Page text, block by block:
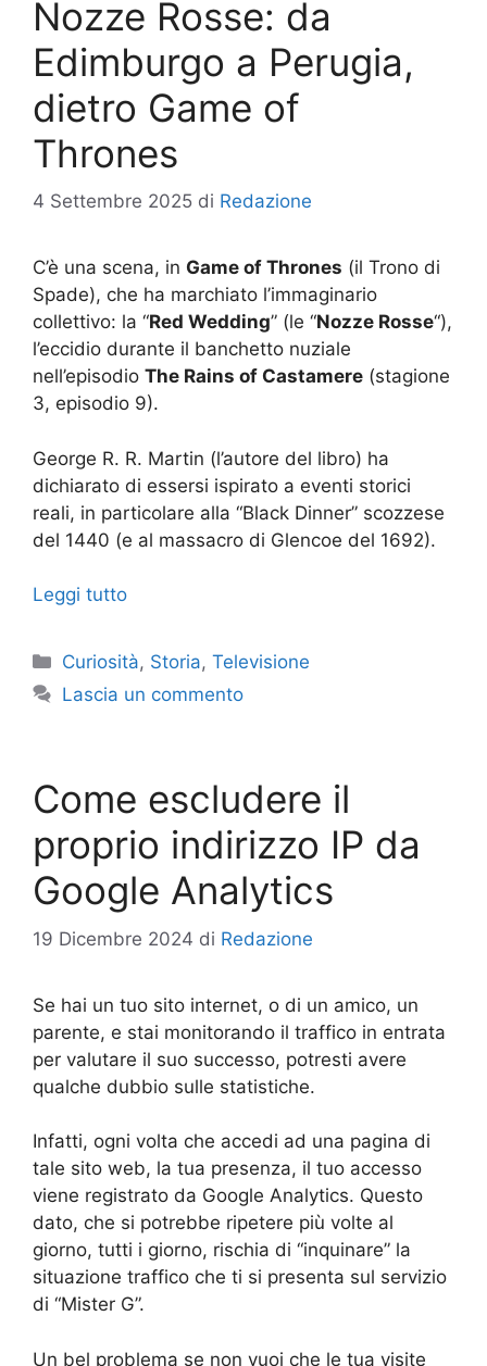
Nozze Rosse: da
Edimburgo a Perugia,
dietro Game of
Thrones
4 Settembre 2025 di Redazione
C’è una scena, in Game of Thrones (il Trono di
Spade), che ha marchiato l’immaginario
collettivo: la “Red Wedding” (le “Nozze Rosse“),
l’eccidio durante il banchetto nuziale
nell’episodio The Rains of Castamere (stagione
3, episodio 9).
George R. R. Martin (l’autore del libro) ha
dichiarato di essersi ispirato a eventi storici
reali, in particolare alla “Black Dinner” scozzese
del 1440 (e al massacro di Glencoe del 1692).
Leggi tutto
Categorie
Curiosità, Storia,Televisione
Lascia un commento
Come escludere il
proprio indirizzo IP da
Google Analytics
19 Dicembre 2024 di Redazione
Se hai un tuo sito internet, o di un amico, un
parente, e stai monitorando il traffico in entrata
per valutare il suo successo, potresti avere
qualche dubbio sulle statistiche.
Infatti, ogni volta che accedi ad una pagina di
tale sito web, la tua presenza, il tuo accesso
viene registrato da Google Analytics. Questo
dato, che si potrebbe ripetere più volte al
giorno, tutti i giorno, rischia di “inquinare” la
situazione traffico che ti si presenta sul servizio
di “Mister G”.
Un bel problema se non vuoi che le tua visite